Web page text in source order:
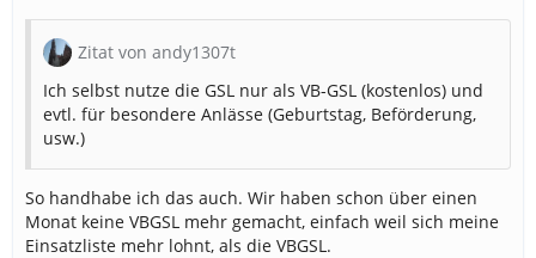
Zitat von andy1307t
Ich selbst nutze die GSL nur als VB-GSL (kostenlos) und
evtl. für besondere Anlässe (Geburtstag, Beförderung,
usw.)
So handhabe ich das auch. Wir haben schon über einen
Monat keine VBGSL mehr gemacht, einfach weil sich meine
Einsatzliste mehr lohnt, als die VBGSL.